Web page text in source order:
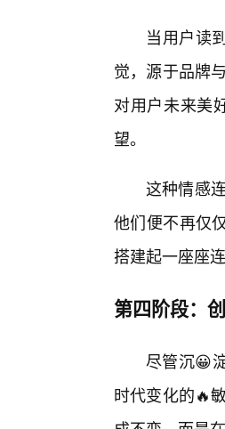
当用户读
觉，源于品牌
对用户未来美
望。
这种情感
他们便不再仅
搭建起一座座
第四阶段：
尽管沉😀
时代变化的🔥